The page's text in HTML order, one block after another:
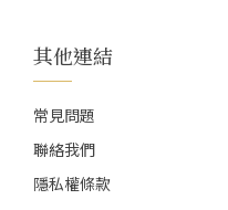
其他連結
常見問題
聯絡我們
隱私權條款